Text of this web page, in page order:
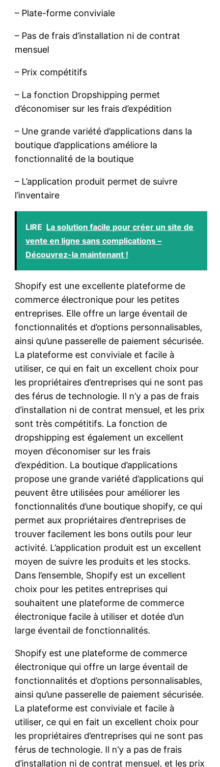
– Plate-forme conviviale
– Pas de frais d’installation ni de contrat
mensuel
– Prix compétitifs
– La fonction Dropshipping permet
d’économiser sur les frais d’expédition
– Une grande variété d’applications dans la
boutique d’applications améliore la
fonctionnalité de la boutique
– L’application produit permet de suivre
l’inventaire
LIRE La solution facile pour créer un site de
vente en ligne sans complications –
Découvrez-la maintenant !
Shopify est une excellente plateforme de
commerce électronique pour les petites
entreprises. Elle offre un large éventail de
fonctionnalités et d’options personnalisables,
ainsi qu’une passerelle de paiement sécurisée.
La plateforme est conviviale et facile à
utiliser, ce qui en fait un excellent choix pour
les propriétaires d’entreprises qui ne sont pas
des férus de technologie. Il n’y a pas de frais
d’installation ni de contrat mensuel, et les prix
sont très compétitifs. La fonction de
dropshipping est également un excellent
moyen d’économiser sur les frais
d’expédition. La boutique d’applications
propose une grande variété d’applications qui
peuvent être utilisées pour améliorer les
fonctionnalités d’une boutique shopify, ce qui
permet aux propriétaires d’entreprises de
trouver facilement les bons outils pour leur
activité. L’application produit est un excellent
moyen de suivre les produits et les stocks.
Dans l’ensemble, Shopify est un excellent
choix pour les petites entreprises qui
souhaitent une plateforme de commerce
électronique facile à utiliser et dotée d’un
large éventail de fonctionnalités.
Shopify est une plateforme de commerce
électronique qui offre un large éventail de
fonctionnalités et d’options personnalisables,
ainsi qu’une passerelle de paiement sécurisée.
La plateforme est conviviale et facile à
utiliser, ce qui en fait un excellent choix pour
les propriétaires d’entreprises qui ne sont pas
férus de technologie. Il n’y a pas de frais
d’installation ni de contrat mensuel, et les prix